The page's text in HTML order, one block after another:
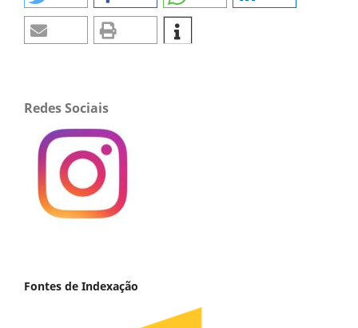
Redes Sociais
Fontes de Indexação